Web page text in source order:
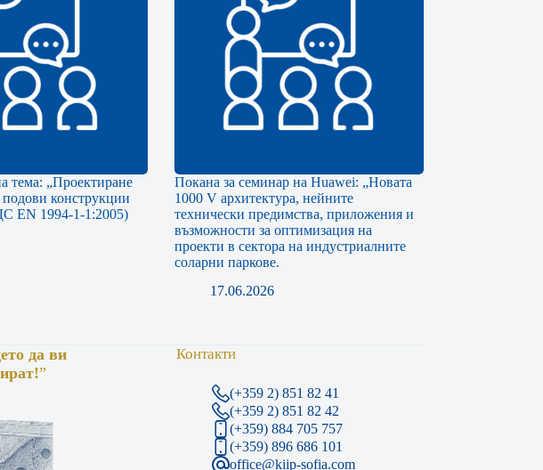
тема: „Проектиране
конструкции
EN 1994-1-1:2005)
Покана за семинар на Huawei: „Новата
1000 V архитектура, нейните
технически предимства, приложения и
възможности за оптимизация на
проекти в сектора на индустриалните
соларни паркове.
17.06.2026
да ви
”
Контакти
(+359 2) 851 82 41
(+359 2) 851 82 42
(+359) 884 705 757
(+359) 896 686 101
office@kiip-sofia.com